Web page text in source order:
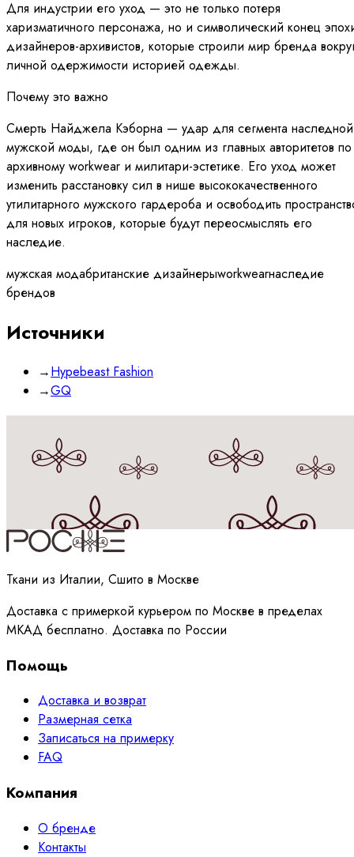
Для индустрии его уход — это не только потеря
харизматичного персонажа, но и символический конец
дизайнеров-архивистов, которые строили мир бренда
личной одержимости историей одежды.
Почему это важно
Смерть Найджела Кэборна — удар для сегмента наследной
мужской моды, где он был одним из главных авторитетов по
архивному workwear и милитари-эстетике. Его уход может
изменить расстановку сил в нише высококачественного
утилитарного мужского гардероба и освободить
для новых игроков, которые будут переосмыслять его
наследие.
мужская модабританские дизайнерыworkwearнаследие
брендов
Источники
→Hypebeast Fashion
→GQ
Принимаюполитикуобработки данных
Ткани из Италии, Сшито в Москве
Доставка с примеркой курьером по Москве в пределах
МКАД бесплатно. Доставка по России
Помощь
Доставка и возврат
Размерная сетка
Записаться на примерку
FAQ
Компания
О бренде
Контакты